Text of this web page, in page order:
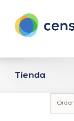
contenido
Tienda